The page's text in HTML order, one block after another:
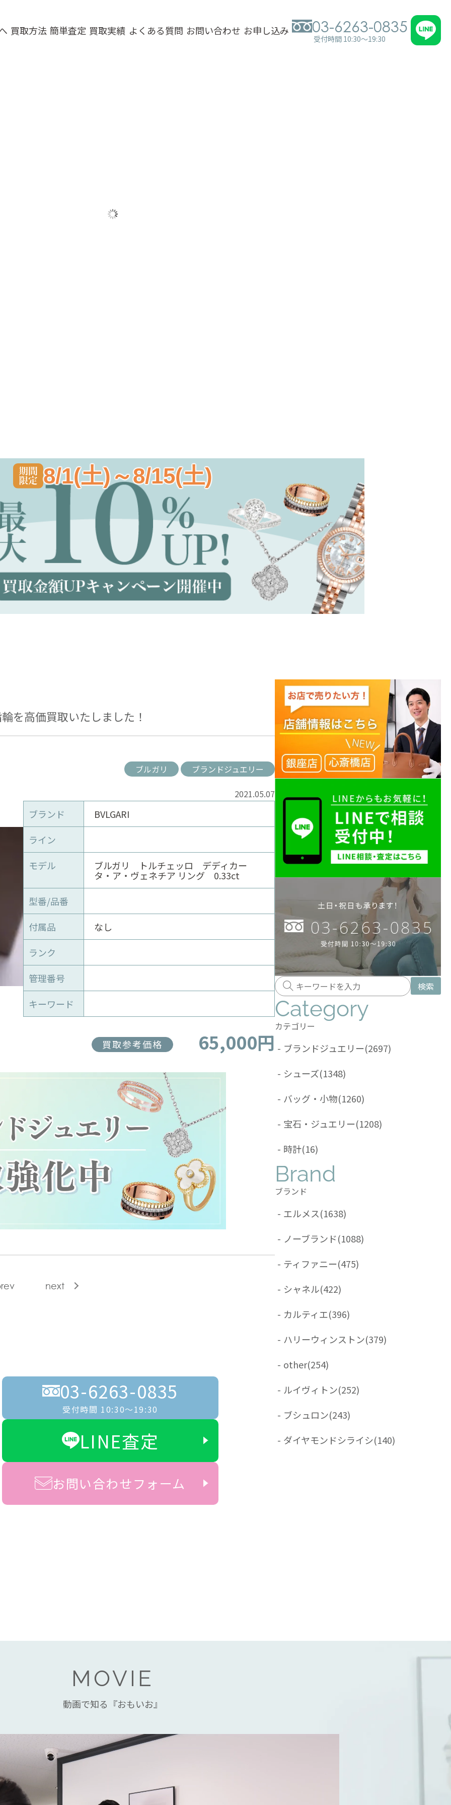
買取方法 簡単査定 買取実績 よくある質問 お問い合わせ お申し込み 03-6263-0835
受付時間 10:30～19:30
8/1(土)～8/15(土)
を高価買取いたしました！
ブルガリ ブランドジュエリー
2021.05.07
ブランド
BVLGARI
ライン
モデル
ブルガリ トルチェッロ デディカー
タ・ア・ヴェネチア リング 0.33ct
型番/品番
付属品
なし
ランク
管理番号
キーワード
買取参考価格 65,000円
next
03-6263-0835
受付時間 10:30〜19:30
LINE査定
お問い合わせフォーム
検索
Category
カテゴリー
- ブランドジュエリー(2697)
- シューズ(1348)
- バッグ・小物(1260)
- 宝石・ジュエリー(1208)
- 時計(16)
Brand
ブランド
- エルメス(1638)
- ノーブランド(1088)
- ティファニー(475)
- シャネル(422)
- カルティエ(396)
- ハリーウィンストン(379)
- other(254)
- ルイヴィトン(252)
- ブシュロン(243)
- ダイヤモンドシライシ(140)
MOVIE
動画で知る『おもいお』